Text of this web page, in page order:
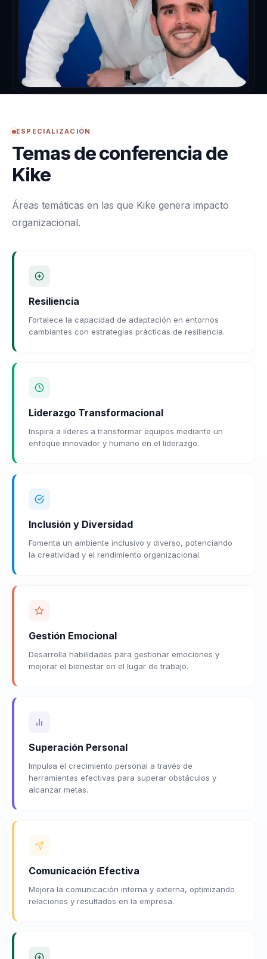
ESPECIALIZACIÓN
Temas de conferencia de
Kike
Áreas temáticas en las que Kike genera impacto
organizacional.
Resiliencia
Fortalece la capacidad de adaptación en entornos
cambiantes con estrategias prácticas de resiliencia.
Liderazgo Transformacional
Inspira a líderes a transformar equipos mediante un
enfoque innovador y humano en el liderazgo.
Inclusión y Diversidad
Fomenta un ambiente inclusivo y diverso, potenciando
la creatividad y el rendimiento organizacional.
Gestión Emocional
Desarrolla habilidades para gestionar emociones y
mejorar el bienestar en el lugar de trabajo.
Superación Personal
Impulsa el crecimiento personal a través de
herramientas efectivas para superar obstáculos y
alcanzar metas.
Comunicación Efectiva
Mejora la comunicación interna y externa, optimizando
relaciones y resultados en la empresa.